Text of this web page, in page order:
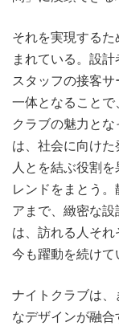
それを実現する
まれている。設
スタッフの接客
一体となることで
クラブの魅力と
は、社会に向け
人とを結ぶ役割
レンドをまとう
アまで、緻密な
は、訪れる人それ
今も躍動を続けて
ナイトクラブは
なデザインが融